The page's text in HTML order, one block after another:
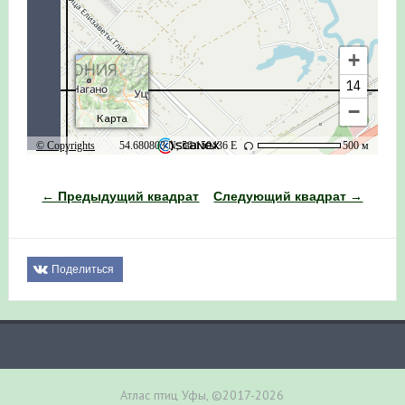
← Предыдущий квадрат Следующий квадрат →
Поделиться
Атлас птиц Уфы, ©2017-2026